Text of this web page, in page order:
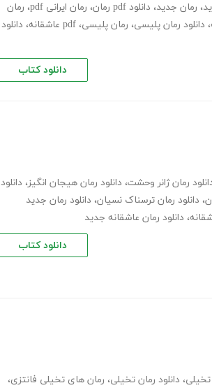
، رمان جدید، دانلود pdf رمان ، رمان ایرانی pdf ، رمان
، دانلود رمان پلیسی، رمان پلیسی، pdf عاشقانه ، دانلود
دانلود کتاب
رمان ژانر وحشت، دانلود رمان هیجان انگیز، دانلود
، دانلود رمان ترسناک نسیان، دانلود رمان جدید
، دانلود رمان عاشقانه جدید
دانلود کتاب
، دانلود رمان تخیلی، رمان های تخیلی فانتزی،